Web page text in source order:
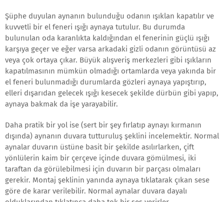
Şüphe duyulan aynanın bulunduğu odanın ışıklan kapatılır ve
kuvvetli bir el feneri ışığı aynaya tutulur. Bu durumda
bulunulan oda karanlıkta kaldığından el fenerinin güçlü ışığı
karşıya geçer ve eğer varsa arkadaki gizli odanın görüntüsü az
veya çok ortaya çıkar. Büyük alışveriş merkezleri gibi ışıkların
kapatılmasının mümkün olmadığı ortamlarda veya yakında bir
el feneri bulunmadığı durumlarda gözleri aynaya yapıştırıp,
elleri dışarıdan gelecek ışığı kesecek şekilde dürbün gibi yapıp,
aynaya bakmak da işe yarayabilir.
Daha pratik bir yol ise (sert bir şey fırlatıp aynayı kırmanın
dışında) aynanın duvara tutturuluş şeklini incelemektir. Normal
aynalar duvarın üstüne basit bir şekilde asılırlarken, çift
yönlülerin kaim bir çerçeve içinde duvara gömülmesi, iki
taraftan da görülebilmesi için duvarın bir parçası olmaları
gerekir. Montaj şeklinin yanında aynaya tıklatarak çıkan sese
göre de karar verilebilir. Normal aynalar duvara dayalı